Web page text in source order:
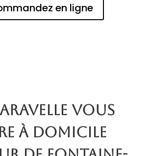
en ligne
vous
à domicile